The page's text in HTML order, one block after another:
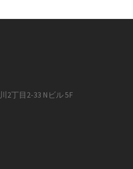
2丁目2-33 Nビル 5F